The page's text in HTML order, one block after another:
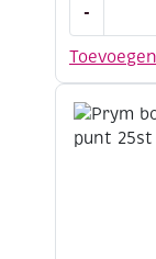
Toevoegen
-
met
25st
nr.18
aantal